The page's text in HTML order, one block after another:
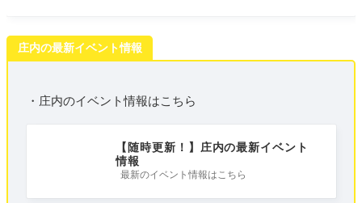
庄内の最新イベント情報
・庄内のイベント情報はこちら
【随時更新！】庄内の最新イベント
情報
最新のイベント情報はこちら